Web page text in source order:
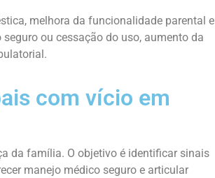
melhora da funcionalidade parental e
ou cessação do uso, aumento da
com vício em
da família. O objetivo é identificar sinais
manejo médico seguro e articular